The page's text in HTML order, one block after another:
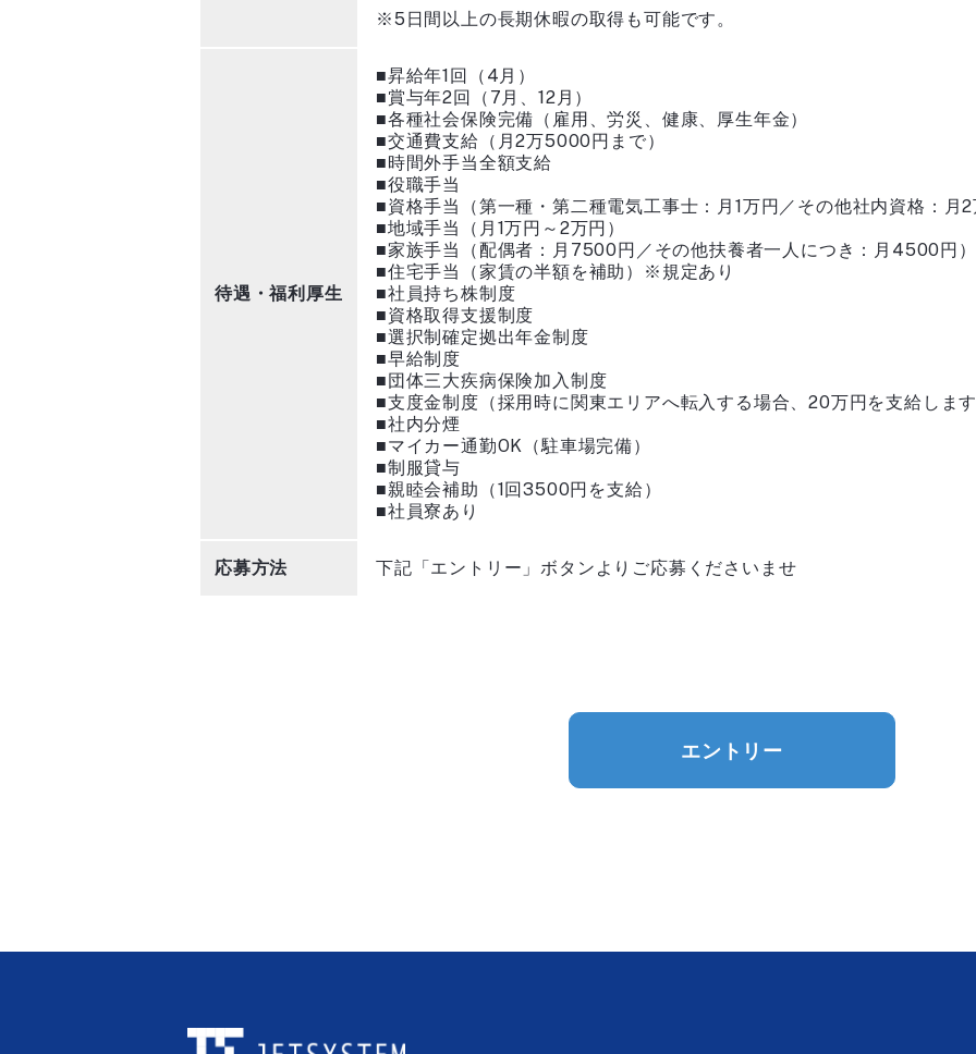
※5日間以上の長期休暇の取得も可能です。
待遇・福利厚生
■昇給年1回（4月）
■賞与年2回（7月、12月）
■各種社会保険完備（雇用、労災、健康、厚生年金）
■交通費支給（月2万5000円まで）
■時間外手当全額支給
■役職手当
■資格手当（第一種・第二種電気工事士：月1万円／その他社内資格：月2
■地域手当（月1万円～2万円）
■家族手当（配偶者：月7500円／その他扶養者一人につき：月4500円）
■住宅手当（家賃の半額を補助）※規定あり
■社員持ち株制度
■資格取得支援制度
■選択制確定拠出年金制度
■早給制度
■団体三大疾病保険加入制度
■支度金制度（採用時に関東エリアへ転入する場合、20万円を支給しま
■社内分煙
■マイカー通勤OK（駐車場完備）
■制服貸与
■親睦会補助（1回3500円を支給）
■社員寮あり
応募方法 下記「エントリー」ボタンよりご応募くださいませ
エントリー